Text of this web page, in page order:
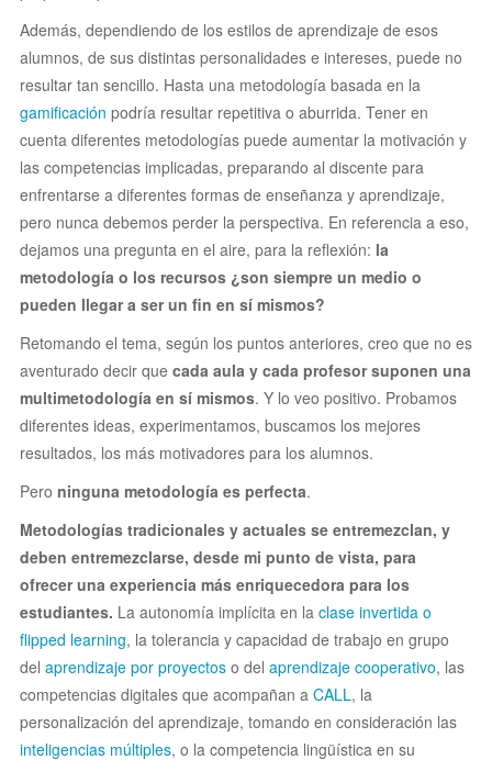
Además, dependiendo de los estilos de aprendizaje de esos
alumnos, de sus distintas personalidades e intereses, puede no
resultar tan sencillo. Hasta una metodología basada en la
gamificación podría resultar repetitiva o aburrida. Tener en
cuenta diferentes metodologías puede aumentar la motivación y
las competencias implicadas, preparando al discente para
enfrentarse a diferentes formas de enseñanza y aprendizaje,
pero nunca debemos perder la perspectiva. En referencia a eso,
dejamos una pregunta en el aire, para la reflexión: la
metodología o los recursos ¿son siempre un medio o
pueden llegar a ser un fin en sí mismos?
Retomando el tema, según los puntos anteriores, creo que no es
aventurado decir que cada aula y cada profesor suponen una
multimetodología en sí mismos. Y lo veo positivo. Probamos
diferentes ideas, experimentamos, buscamos los mejores
resultados, los más motivadores para los alumnos.
Pero ninguna metodología es perfecta.
Metodologías tradicionales y actuales se entremezclan, y
deben entremezclarse, desde mi punto de vista, para
ofrecer una experiencia más enriquecedora para los
estudiantes. La autonomía implícita en la clase invertida o
flipped learning, la tolerancia y capacidad de trabajo en grupo
del aprendizaje por proyectos o del aprendizaje cooperativo, las
competencias digitales que acompañan a CALL, la
personalización del aprendizaje, tomando en consideración las
inteligencias múltiples, o la competencia lingüística en su